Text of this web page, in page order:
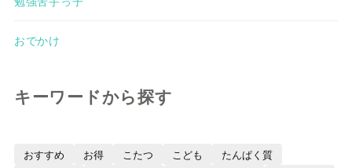
おでかけ
キーワードから探す
おすすめ お得 こたつ こども
たんぱく質